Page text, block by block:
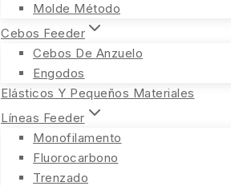
Molde Método
Cebos Feeder
Cebos De Anzuelo
Engodos
Elásticos Y Pequeños Materiales
Líneas Feeder
Monofilamento
Fluorocarbono
Trenzado